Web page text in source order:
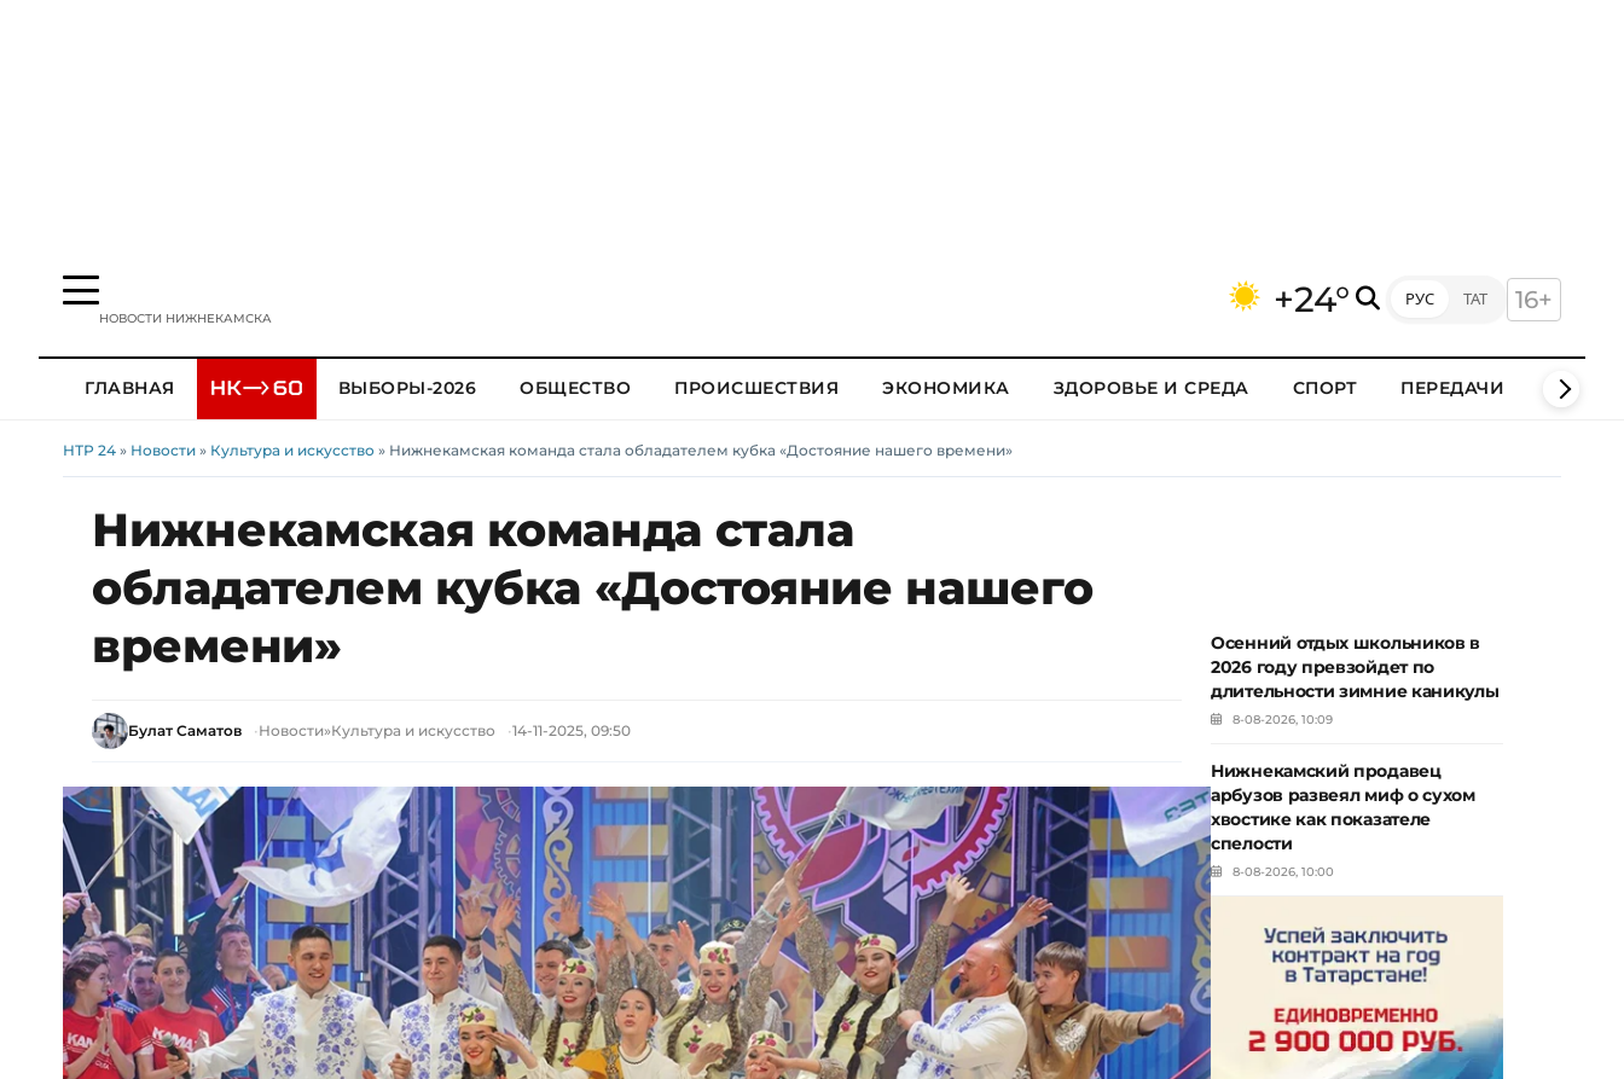
НОВОСТИ НИЖНЕКАМСКА +24° РУС ТАТ 16+
ГЛАВНАЯ ВЫБОРЫ-2026 ОБЩЕСТВО ПРОИСШЕСТВИЯ ЭКОНОМИКА ЗДОРОВЬЕ И СРЕДА СПОРТ ПЕРЕДАЧИ КЛИПЫ
НТР 24 » Новости » Культура и искусство » Нижнекамская команда стала обладателем кубка «Достояние нашего времени»
Нижнекамская команда стала
обладателем кубка «Достояние нашего
времени»
Булат Саматов Новости»Культура и искусство 14-11-2025, 09:50
Осенний отдых школьников в
2026 году превзойдет по
длительности зимние каникулы
8-08-2026, 10:09
Нижнекамский продавец
арбузов развеял миф о сухом
хвостике как показателе
спелости
8-08-2026, 10:00